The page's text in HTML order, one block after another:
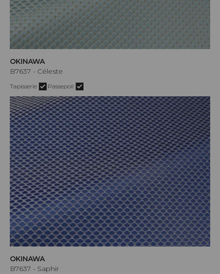
OKINAWA
B7637 - Céleste
Tapisserie Passepoil
OKINAWA
B7637 - Saphir